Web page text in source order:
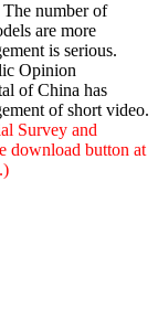
number of
are more
is serious.
Opinion
of China has
of short video.
Survey and
download button at